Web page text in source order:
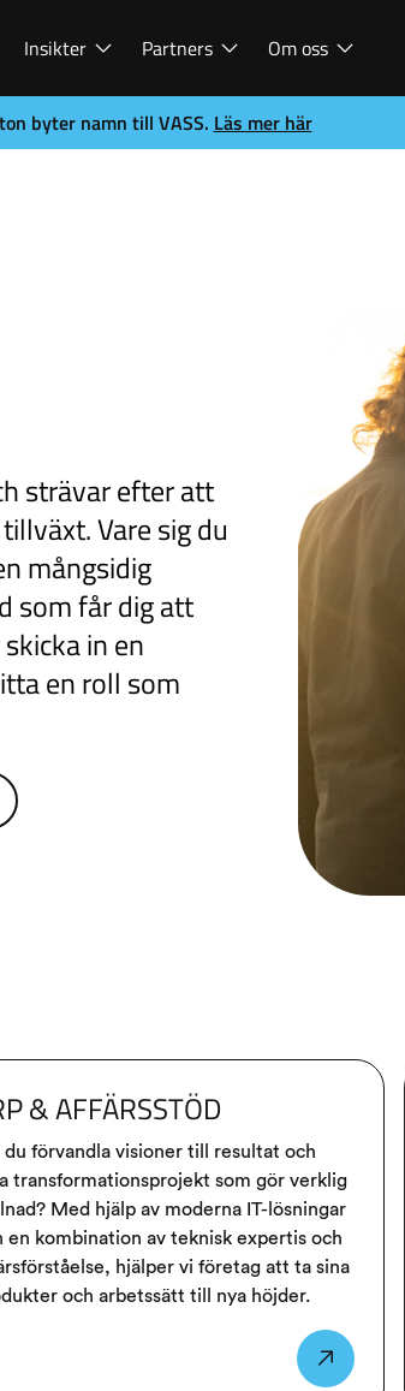
Insikter Partners Om oss
byter namn till VASS. Läs mer här
strävar efter att
Vare sig du
mångsidig
som får dig att
in en
en roll som
& AFFÄRSSTÖD
du förvandla visioner till resultat och
transformationsprojekt som gör verklig
Med hjälp av moderna IT-lösningar
en kombination av teknisk expertis och
hjälper vi företag att ta sina
och arbetssätt till nya höjder.